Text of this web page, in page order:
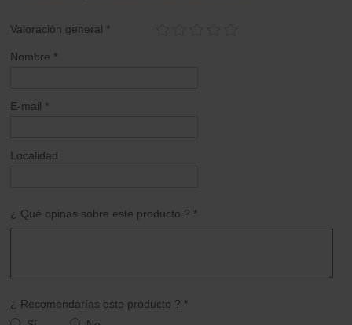
Valoración general *
Nombre *
E-mail *
Localidad
¿ Qué opinas sobre este producto ? *
¿ Recomendarías este producto ? *